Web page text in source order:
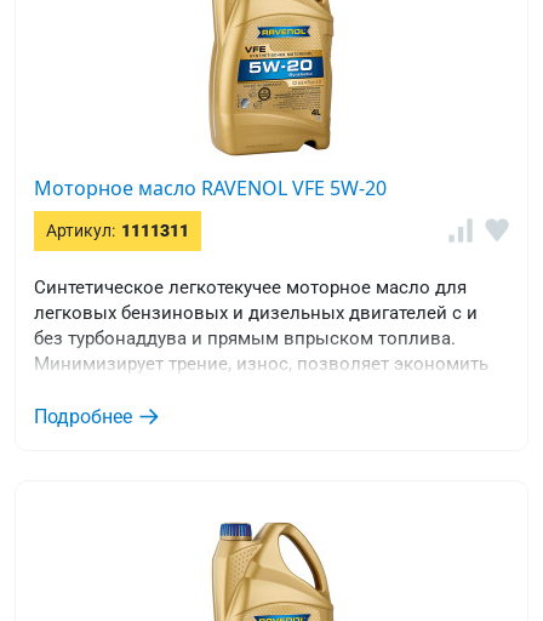
Моторное масло RAVENOL VFE 5W-20
Артикул: 1111311
Синтетическое легкотекучее моторное масло для
легковых бензиновых и дизельных двигателей с и
без турбонаддува и прямым впрыском топлива.
Минимизирует трение, износ, позволяет экономить
Подробнее